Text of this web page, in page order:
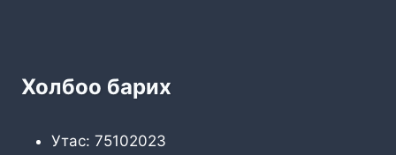
Холбоо барих
Утас: 75102023